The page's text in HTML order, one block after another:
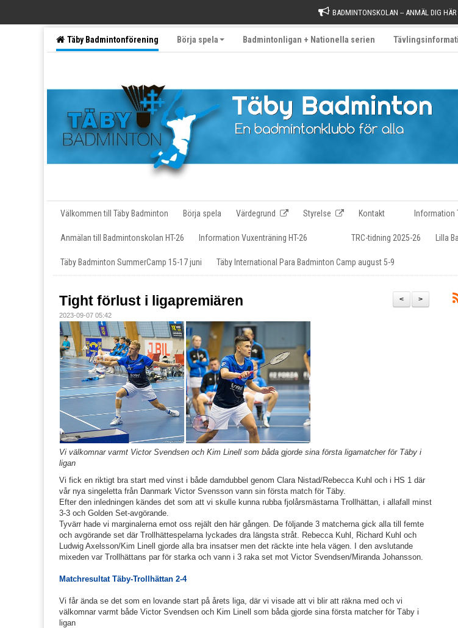
BADMINTONSKOLAN -- ANMÄL DIG
Täby Badmintonförening Börja spela Badmintonligan + Nationella serien
Välkommen till Täby Badminton Börja spela Värdegrund Styrelse Kontakt Information
Anmälan till Badmintonskolan HT-26 Information Vuxenträning HT-26 TRC-tidning 2025-26 Lilla
Täby Badminton SummerCamp 15-17 juni Täby International Para Badminton Camp august 5-9
>
<
Tight förlust i ligapremiären
2023-09-07 05:42
Vi välkomnar varmt Victor Svendsen och Kim Linell som båda gjorde sina första ligamatcher för Täby i
ligan
Vi fick en riktigt bra start med vinst i både damdubbel genom Clara Nistad/Rebecca Kuhl och i HS 1 där
vår nya singeletta från Danmark Victor Svensson vann sin första match för Täby.
Efter den inledningen kändes det som att vi skulle kunna rubba fjolårsmästarna Trollhättan, i allafall minst
3-3 och Golden Set-avgörande.
Tyvärr hade vi marginalerna emot oss rejält den här gången. De följande 3 matcherna gick alla till femte
och avgörande set där Trollhättespelarna lyckades dra längsta stråt. Rebecca Kuhl, Richard Kuhl och
Ludwig Axelsson/Kim Linell gjorde alla bra insatser men det räckte inte hela vägen. I den avslutande
mixeden var Trollhättans par för starka och vann i 3 raka set mot Victor Svendsen/Miranda Johansson.
Matchresultat Täby-Trollhättan 2-4
Vi får ända se det som en lovande start på årets liga, där vi visade att vi blir att räkna med och vi
välkomnar varmt både Victor Svendsen och Kim Linell som båda gjorde sina första matcher för Täby i
ligan